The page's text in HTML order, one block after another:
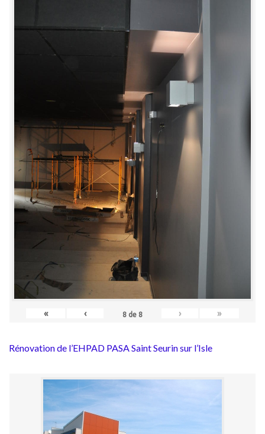
« ‹ 8 de 8 › »
Rénovation de l’EHPAD PASA Saint Seurin sur l’Isle